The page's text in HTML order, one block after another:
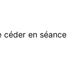
céder en séance